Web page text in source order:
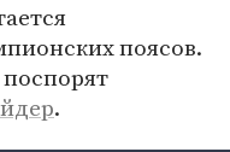
поясов.
.